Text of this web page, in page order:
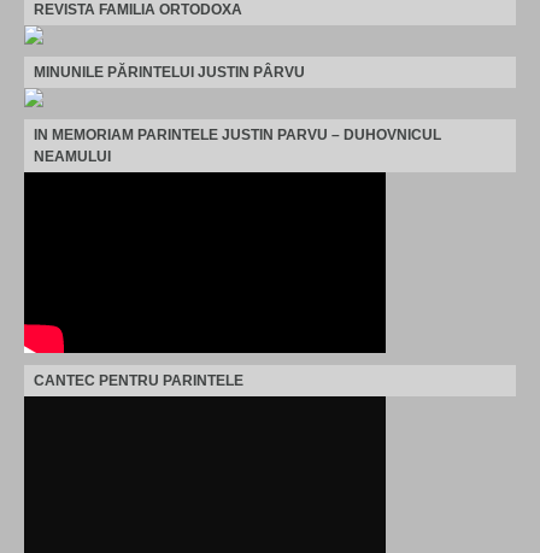
REVISTA FAMILIA ORTODOXA
MINUNILE PĂRINTELUI JUSTIN PÂRVU
IN MEMORIAM PARINTELE JUSTIN PARVU – DUHOVNICUL
NEAMULUI
CANTEC PENTRU PARINTELE